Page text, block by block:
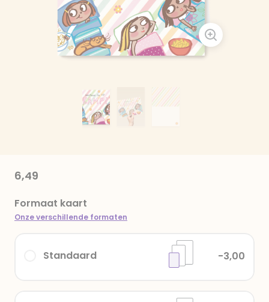
6,49
Formaat kaart
Onze verschillende formaten
Standaard -3,00